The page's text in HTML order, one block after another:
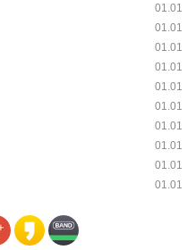
01.01
01.01
01.01
01.01
01.01
01.01
01.01
01.01
01.01
01.01